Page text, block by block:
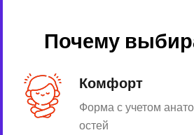
Почему
Комфорт
Форма с учетом
остей